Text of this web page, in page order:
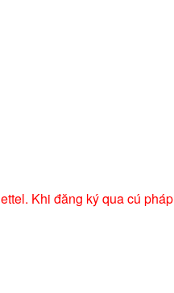
Khi đăng ký qua cú pháp